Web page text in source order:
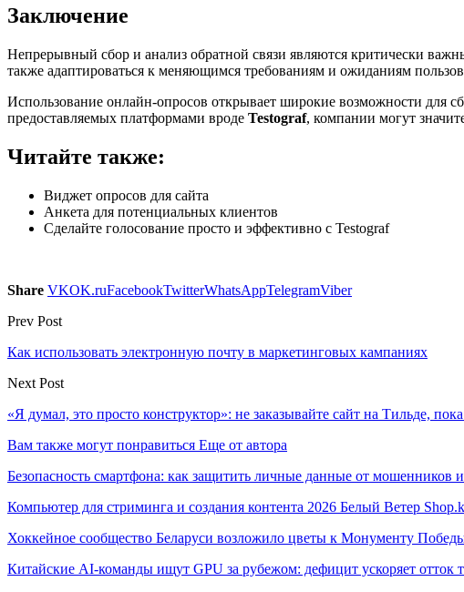
Заключение
Непрерывный сбор и анализ обратной связи являются критически
также адаптироваться к меняющимся требованиям и ожиданиям
Использование онлайн-опросов открывает широкие возможности для
предоставляемых платформами вроде Testograf, компании могут
Читайте также:
Виджет опросов для сайта
Анкета для потенциальных клиентов
Сделайте голосование просто и эффективно с Testograf
Share VKOK.ruFacebookTwitterWhatsAppTelegramViber
Prev Post
Как использовать электронную почту в маркетинговых кампаниях
Next Post
«‎Я думал, это просто конструктор»: не заказывайте сайт на Тильде,
Вам также могут понравиться Еще от автора
Безопасность смартфона: как защитить личные данные от мошенников
Компьютер для стриминга и создания контента 2026 Белый Ветер
Хоккейное сообщество Беларуси возложило цветы к Монументу
Китайские AI-команды ищут GPU за рубежом: дефицит ускоряет отток